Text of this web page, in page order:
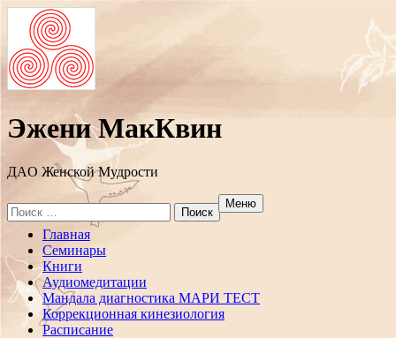
Эжени МакКвин
ДAO Женской Мудрости
Search
for:
Меню
Перейти
содержанию
Главная
Семинары
Книги
Аудиомедитации
Мандала диагностика МАРИ ТЕСТ
Коррекционная кинезиология
Расписание